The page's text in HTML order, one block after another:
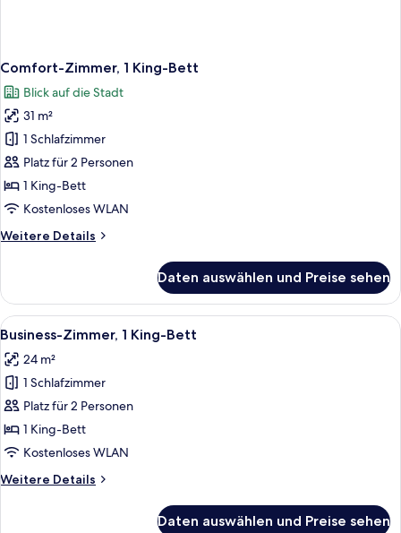
Comfort-Zimmer, 1 King-Bett
Blick auf die Stadt
31 m²
1 Schlafzimmer
Platz für 2 Personen
1 King-Bett
Kostenloses WLAN
Weitere Details
Weitere
Zimmer,
1 King-
Bett
Daten auswählen und Preise sehen
Alle
Fotos
für
Business-
Zimmer,
1 King-
Bett
Ein modernes Hotelzimmer mit
13
Business-Zimmer, 1 King-Bett
24 m²
1 Schlafzimmer
Platz für 2 Personen
1 King-Bett
Kostenloses WLAN
Weitere Details
Weitere
Daten auswählen und Preise sehen